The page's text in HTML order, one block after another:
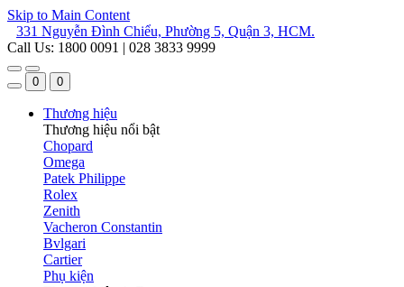
Skip to Main Content
331 Nguyễn Đình Chiểu, Phường 5, Quận 3, HCM.
Call Us: 1800 0091 | 028 3833 9999
0 0
Thương hiệu
Thương hiệu nổi bật
Chopard
Omega
Patek Philippe
Rolex
Zenith
Vacheron Constantin
Bvlgari
Cartier
Phụ kiện